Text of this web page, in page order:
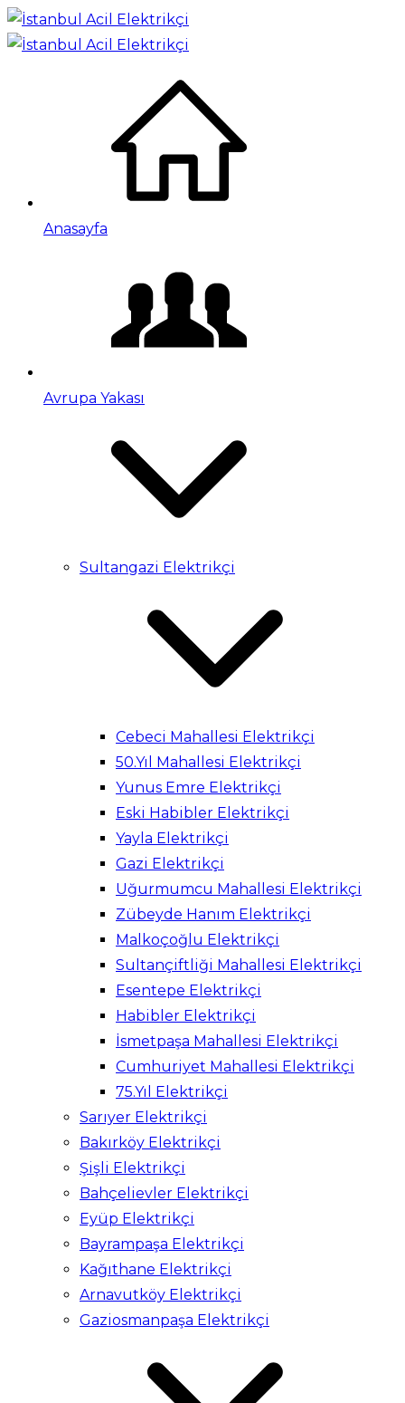
Anasayfa
Avrupa Yakası
Sultangazi Elektrikçi
Cebeci Mahallesi Elektrikçi
50.Yıl Mahallesi Elektrikçi
Yunus Emre Elektrikçi
Eski Habibler Elektrikçi
Yayla Elektrikçi
Gazi Elektrikçi
Uğurmumcu Mahallesi Elektrikçi
Zübeyde Hanım Elektrikçi
Malkoçoğlu Elektrikçi
Sultançiftliği Mahallesi Elektrikçi
Esentepe Elektrikçi
Habibler Elektrikçi
İsmetpaşa Mahallesi Elektrikçi
Cumhuriyet Mahallesi Elektrikçi
75.Yıl Elektrikçi
Sarıyer Elektrikçi
Bakırköy Elektrikçi
Şişli Elektrikçi
Bahçelievler Elektrikçi
Eyüp Elektrikçi
Bayrampaşa Elektrikçi
Kağıthane Elektrikçi
Arnavutköy Elektrikçi
Gaziosmanpaşa Elektrikçi